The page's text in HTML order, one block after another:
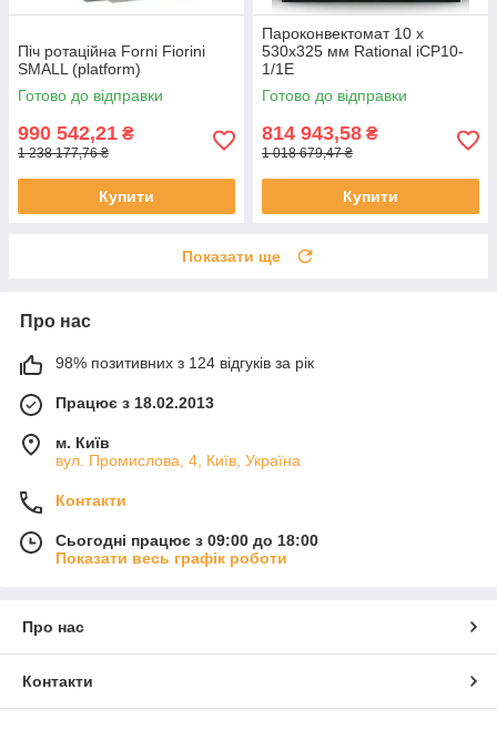
Піч ротаційна Forni Fiorini
SMALL (platform)
Готово до відправки
990 542,21 ₴
1 238 177,76 ₴
Купити
Пароконвектомат 10 х
530х325 мм Rational iCP10-
1/1E
Готово до відправки
814 943,58 ₴
1 018 679,47 ₴
Купити
Показати ще
Про нас
98% позитивних з 124 відгуків за рік
Працює з 18.02.2013
м. Київ
вул. Промислова, 4, Київ, Україна
Контакти
Сьогодні працює з 09:00 до 18:00
Показати весь графік роботи
Про нас
Контакти